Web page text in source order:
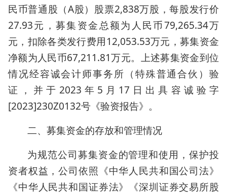
民币普通股（A股）股票2,838万股，每股发行价
27.93元，募集资金总额为人民币79,265.34万
元，扣除各类发行费用12,053.53万元，募集资金
净额为人民币67,211.81万元。上述募集资金到位
情况经容诚会计师事务所（特殊普通合伙）验
证，并于2023年5月17日出具容诚验字
[2023]230Z0132号《验资报告》。
二、募集资金的存放和管理情况
为规范公司募集资金的管理和使用，保护投
资者权益，公司依照《中华人民共和国公司法》
《中华人民共和国证券法》《深圳证券交易所股